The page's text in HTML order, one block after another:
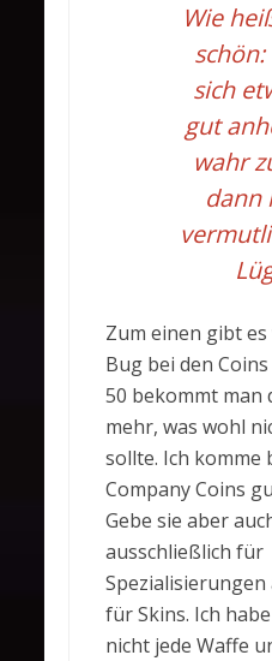
Wie
sich
gut
wahr
dann
Zum einen gibt
Bug bei den
50 bekommt man
mehr, was wohl
sollte. Ich komme
Company Coins
Gebe sie aber
ausschließlich für
für Skins. Ich
nicht jede Waffe